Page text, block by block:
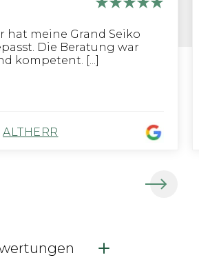
hat meine Grand Seiko
Die Beratung war
kompetent. [...]
ALTHERR